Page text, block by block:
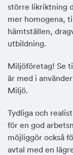
större likriktning
mer homogena,
hämtställen,
utbildning.
Miljöföretag! Se
är med i
Miljö.
Tydliga och
för en god
möjliggör också
avtal med en